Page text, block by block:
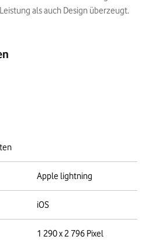
als auch Design überzeugt.
Apple lightning
iOS
1 290 x 2 796 Pixel